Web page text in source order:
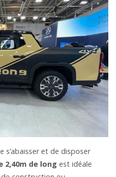
s’abaisser et de disposer
2,40m de long est idéale